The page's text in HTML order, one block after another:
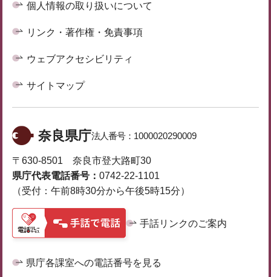
個人情報の取り扱いについて
リンク・著作権・免責事項
ウェブアクセシビリティ
サイトマップ
奈良県庁法人番号： 1000020290009
〒630-8501 奈良市登大路町30
県庁代表電話番号： 0742-22-1101
（受付：午前8時30分から午後5時15分）
手話リンクのご案内
県庁各課室への電話番号を見る